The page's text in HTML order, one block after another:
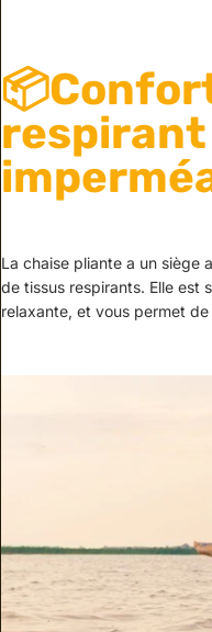
La chaise pliante a un siège
de tissus respirants. Elle est
relaxante, et vous permet